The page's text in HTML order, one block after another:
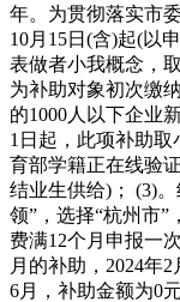
年。为贯彻落实市
10月15日(含)起(以
表做者小我概念，
为补助对象初次缴
的1000人以下企业
1日起，此项补助
育部学籍正在线验
结业生供给)； (3)
领”，选择“杭州市
费满12个月申报一
月的补助，2024年
6月，补助金额为0